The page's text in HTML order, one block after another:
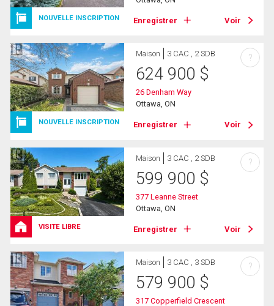
NOUVELLE INSCRIPTION Enregistrer Voir
NOUVELLE INSCRIPTION
Maison 3 CAC , 2 SDB
624 900 $
26 Denham Way
Ottawa, ON
Enregistrer Voir
?
VISITE LIBRE
Maison 3 CAC , 2 SDB
599 900 $
377 Leanne Street
Ottawa, ON
Enregistrer Voir
?
Maison 3 CAC , 3 SDB
579 900 $
317 Copperfield Crescent
?